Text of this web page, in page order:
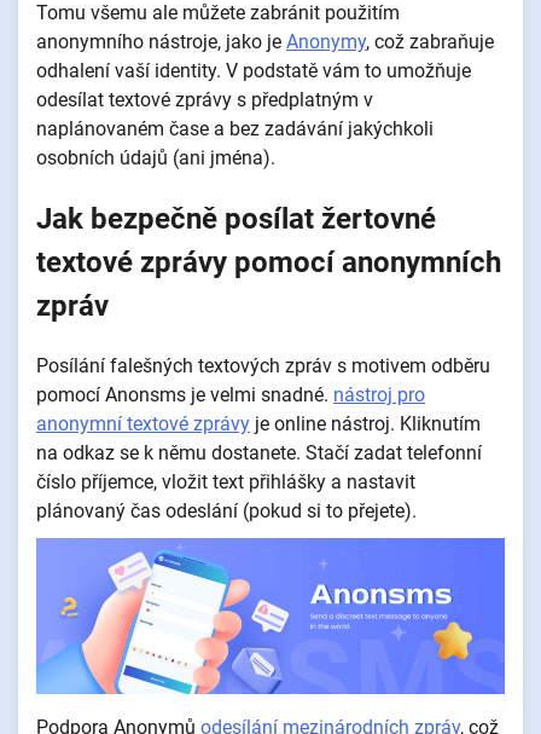
Tomu všemu ale můžete zabránit použitím
anonymního nástroje, jako je Anonymy, což zabraňuje
odhalení vaší identity. V podstatě vám to umožňuje
odesílat textové zprávy s předplatným v
naplánovaném čase a bez zadávání jakýchkoli
osobních údajů (ani jména).
Jak bezpečně posílat žertovné
textové zprávy pomocí anonymních
zpráv
Posílání falešných textových zpráv s motivem odběru
pomocí Anonsms je velmi snadné. nástroj pro
anonymní textové zprávy je online nástroj. Kliknutím
na odkaz se k němu dostanete. Stačí zadat telefonní
číslo příjemce, vložit text přihlášky a nastavit
plánovaný čas odeslání (pokud si to přejete).
Podpora Anonymů odesílání mezinárodních zpráv, což